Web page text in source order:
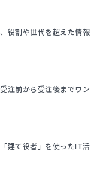
役割や世代を超えた情報
注前から受注後までワン
建て役者」を使ったIT活